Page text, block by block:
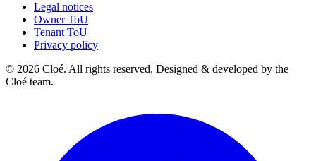
Legal notices
Owner ToU
Tenant ToU
Privacy policy
© 2026 Cloé. All rights reserved. Designed & developed by the
Cloé team.